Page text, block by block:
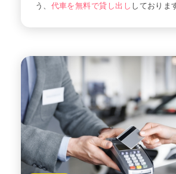
う、 代車を無料で貸し出し しておりま